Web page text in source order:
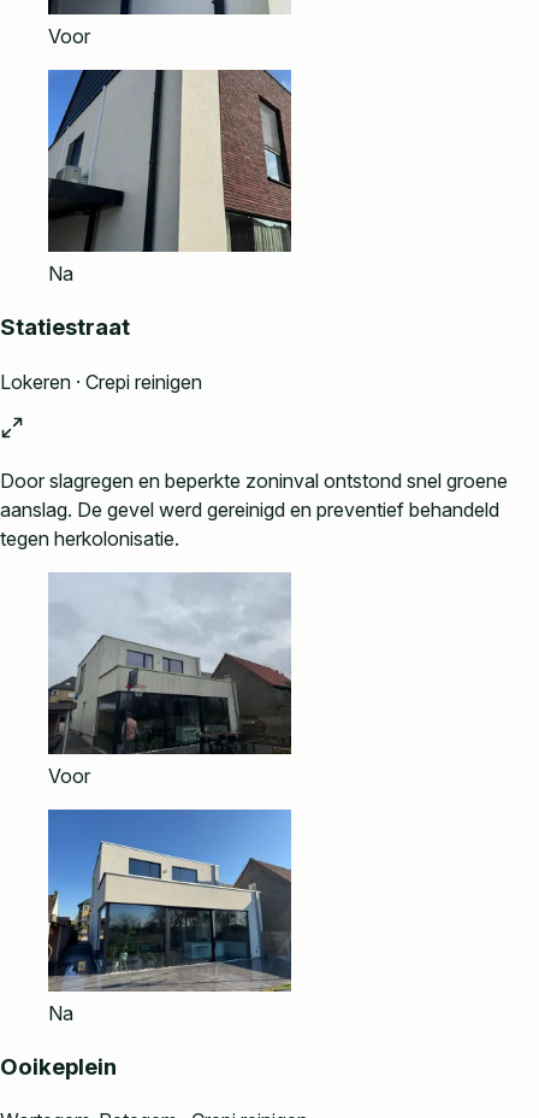
Voor
Na
Statiestraat
Lokeren · Crepi reinigen
Door slagregen en beperkte zoninval ontstond snel groene
aanslag. De gevel werd gereinigd en preventief behandeld
tegen herkolonisatie.
Voor
Na
Ooikeplein